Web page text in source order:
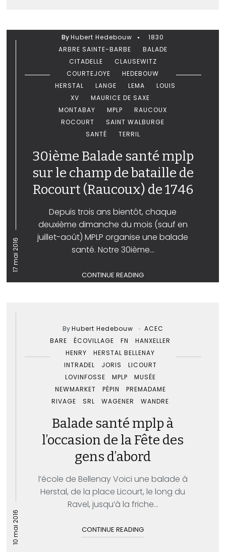
17 mai 2016
ByHubert Hedebouw
1830
ARBRE SAINTE-BARBE
BALADE
CITADELLE
CLAUSEWITZ
COURTEJOYE
HEDEBOUW
HERSTAL
LANGE LEMA
LOUIS
XV
MAURICE DE SAXE
MONTABAY
MPLP
RAUCOUX
ROCOURT
SAINT WALBURGE
SANTÉ
TERRIL
30ième Balade santé mplp
sur le champ de bataille de
Rocourt (Raucoux) de 1746
Depuis trois ans bientôt, chaque
deuxième dimanche du mois (sauf en
juillet-août) MPLP organise une balade
santé. Notre 30ième...
CONTINUE READING
10 mai 2016
ByHubert Hedebouw
ACEC
BARE
ÉCOVILLAGE FN
HANXELLER
HENRY
HERSTAL BELLENAY
INTRADEL
JORIS
LICOURT
LOVINFOSSE
MPLP
MUSÉE
NEWMARKET
PÉPIN
PREMADAME
RIVAGE
SRL WAGENER WANDRE
Balade santé mplp à
l’occasion de la Fête des
gens d’abord
l’école de Bellenay Voici une balade à
Herstal, de la place Licourt, le long du
Ravel, jusqu’à la friche...
CONTINUE READING